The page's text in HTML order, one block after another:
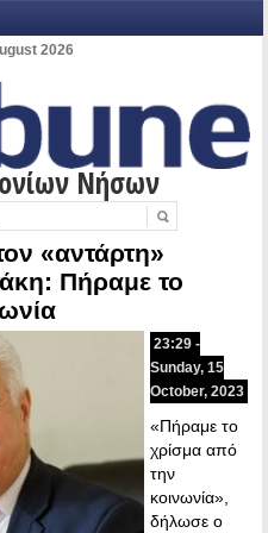
2026
Νήσων
«αντάρτη»
Πήραμε το
23:29 -
Sunday, 15
October, 2023
«Πήραμε το
χρίσμα από
την
κοινωνία»,
δήλωσε ο